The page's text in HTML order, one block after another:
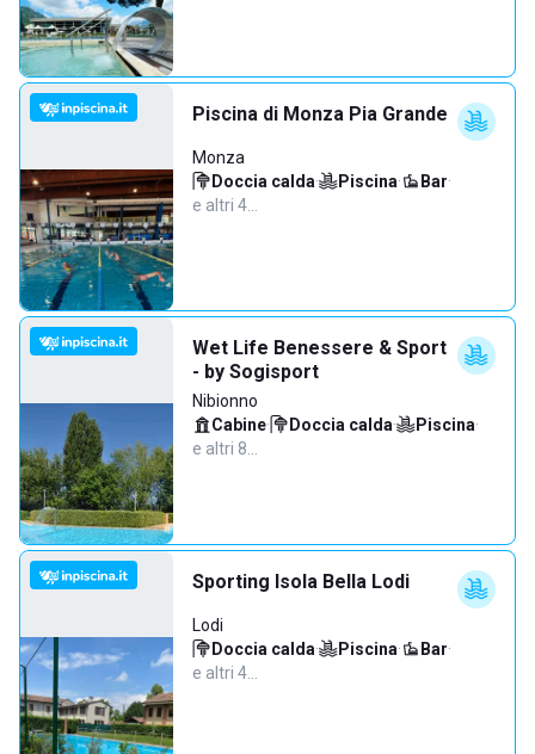
Piscina di Monza Pia Grande
Monza
Doccia calda· Piscina· Bar·
e altri 4…
Wet Life Benessere & Sport
- by Sogisport
Nibionno
Cabine· Doccia calda· Piscina·
e altri 8…
Sporting Isola Bella Lodi
Lodi
Doccia calda· Piscina· Bar·
e altri 4…